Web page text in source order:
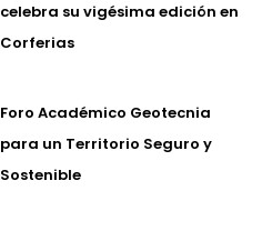
celebra su vigésima edición en
Corferias
Foro Académico Geotecnia
para un Territorio Seguro y
Sostenible